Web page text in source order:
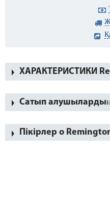
ХАРАКТЕРИСТИКИ
Сатып алушылардың
Пікірлер о